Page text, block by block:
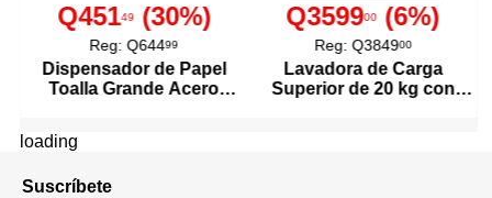
Q45149 (30%)
Reg: Q64499
Dispensador de Papel
Toalla Grande Acero
Q359900 (6%)
Reg: Q384900
Lavadora de Carga
Superior de 20 kg con
loading
Suscríbete